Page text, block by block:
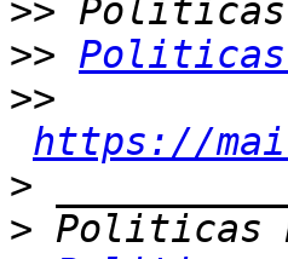
>>
>>
>>
https://
>
>